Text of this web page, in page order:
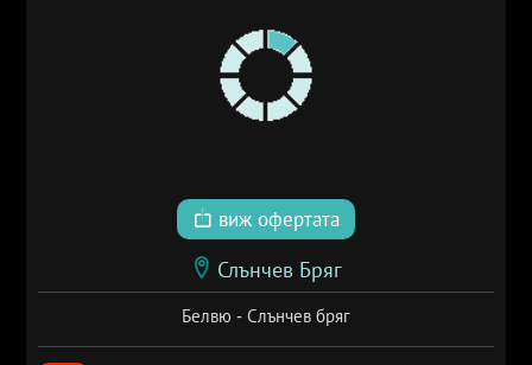
виж офертата
Слънчев Бряг
Белвю - Слънчев бряг